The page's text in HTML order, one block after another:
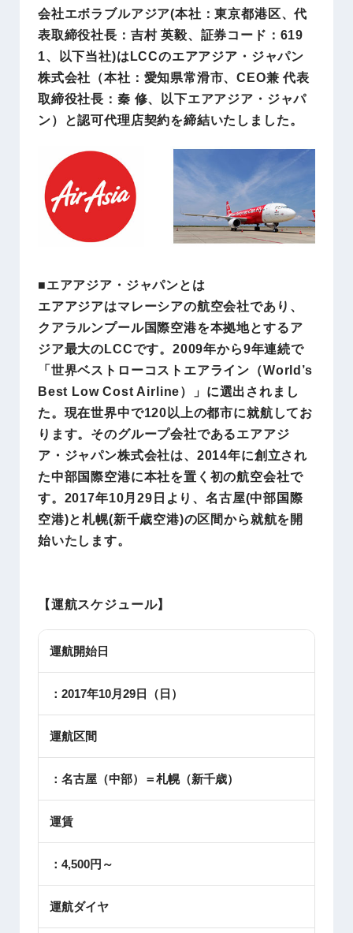
会社エボラブルアジア(本社：東京都港区、代
表取締役社長：吉村 英毅、証券コード：619
1、以下当社)はLCCのエアアジア・ジャパン
株式会社（本社：愛知県常滑市、CEO兼 代表
取締役社長：秦 修、以下エアアジア・ジャパ
ン）と認可代理店契約を締結いたしました。
■エアアジア・ジャパンとは
エアアジアはマレーシアの航空会社であり、
クアラルンプール国際空港を本拠地とするア
ジア最大のLCCです。2009年から9年連続で
「世界ベストローコストエアライン（World’s
Best Low Cost Airline）」に選出されまし
た。現在世界中で120以上の都市に就航してお
ります。そのグループ会社であるエアアジ
ア・ジャパン株式会社は、2014年に創立され
た中部国際空港に本社を置く初の航空会社で
す。2017年10月29日より、名古屋(中部国際
空港)と札幌(新千歳空港)の区間から就航を開
始いたします。
【運航スケジュール】
運航開始日
：2017年10月29日（日）
運航区間
：名古屋（中部）＝札幌（新千歳）
運賃
：4,500円～
運航ダイヤ